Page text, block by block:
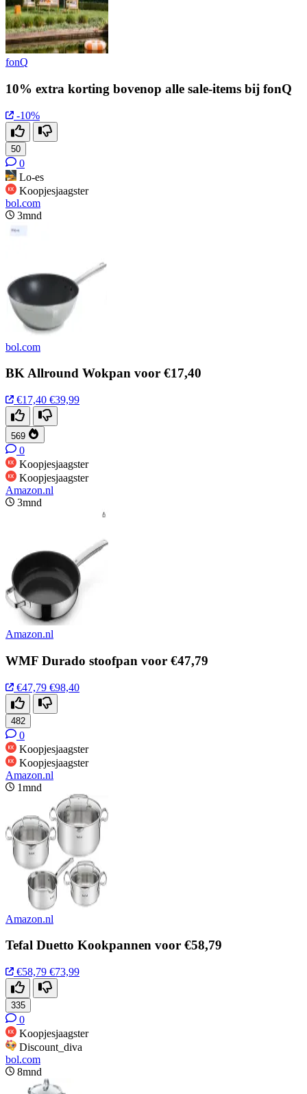
fonQ
10% extra korting bovenop alle sale-items bij fonQ
-10%
50
0
Lo-es
Koopjesjaagster
bol.com
3mnd
bol.com
BK Allround Wokpan voor €17,40
€17,40 €39,99
569
0
Koopjesjaagster
Koopjesjaagster
Amazon.nl
3mnd
Amazon.nl
WMF Durado stoofpan voor €47,79
€47,79 €98,40
482
0
Koopjesjaagster
Koopjesjaagster
Amazon.nl
1mnd
Amazon.nl
Tefal Duetto Kookpannen voor €58,79
€58,79 €73,99
335
0
Koopjesjaagster
Discount_diva
bol.com
8mnd